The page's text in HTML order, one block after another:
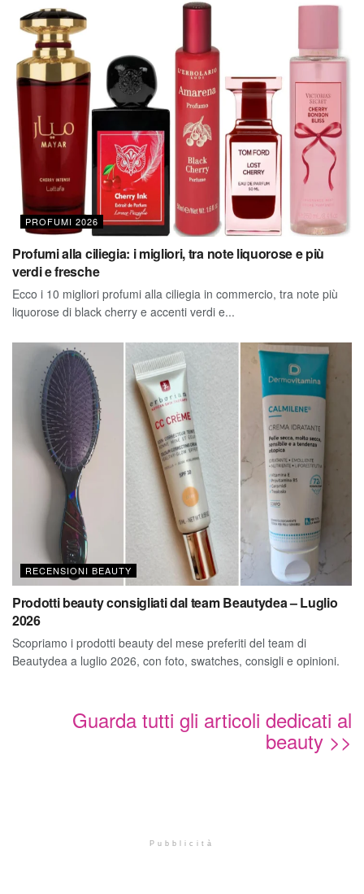
PROFUMI 2026
Profumi alla ciliegia: i migliori, tra note liquorose e più
verdi e fresche
Ecco i 10 migliori profumi alla ciliegia in commercio, tra note più
liquorose di black cherry e accenti verdi e...
RECENSIONI BEAUTY
Prodotti beauty consigliati dal team Beautydea – Luglio
2026
Scopriamo i prodotti beauty del mese preferiti del team di
Beautydea a luglio 2026, con foto, swatches, consigli e opinioni.
Guarda tutti gli articoli dedicati al
beauty >>
Pubblicità